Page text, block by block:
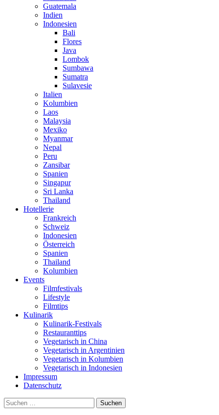
Guatemala
Indien
Indonesien
Bali
Flores
Java
Lombok
Sumbawa
Sumatra
Sulavesie
Italien
Kolumbien
Laos
Malaysia
Mexiko
Myanmar
Nepal
Peru
Zansibar
Spanien
Singapur
Sri Lanka
Thailand
Hotellerie
Frankreich
Schweiz
Indonesien
Österreich
Spanien
Thailand
Kolumbien
Events
Filmfestivals
Lifestyle
Filmtips
Kulinarik
Kulinarik-Festivals
Restauranttips
Vegetarisch in China
Vegetarisch in Argentinien
Vegetarisch in Kolumbien
Vegetarisch in Indonesien
Impressum
Datenschutz
Suchen
nach: